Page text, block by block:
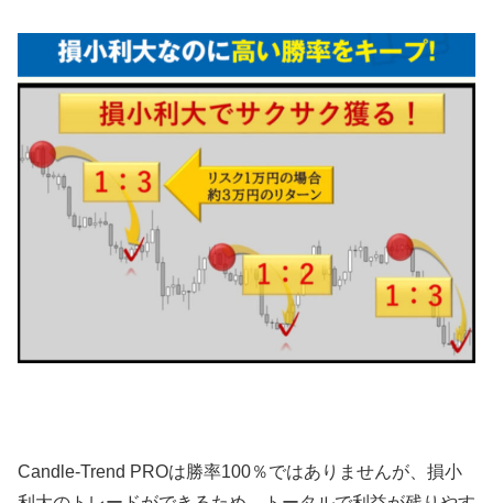
Candle-Trend PROは勝率100％ではありませんが、損小